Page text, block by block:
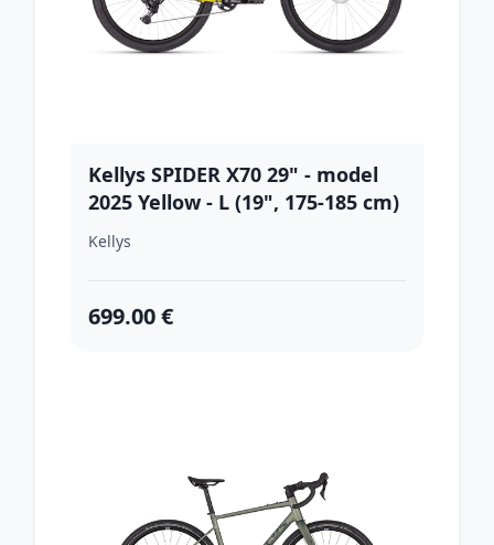
Kellys SPIDER X70 29" - model
2025 Yellow - L (19", 175-185 cm)
Kellys
699.00 €